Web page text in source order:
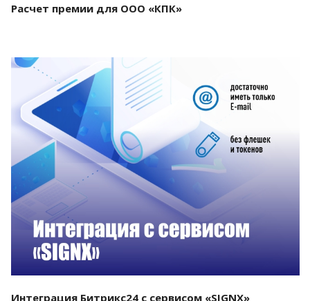
Расчет премии для ООО «КПК»
Смотреть проект
Интеграция Битрикс24 с сервисом «SIGNX»